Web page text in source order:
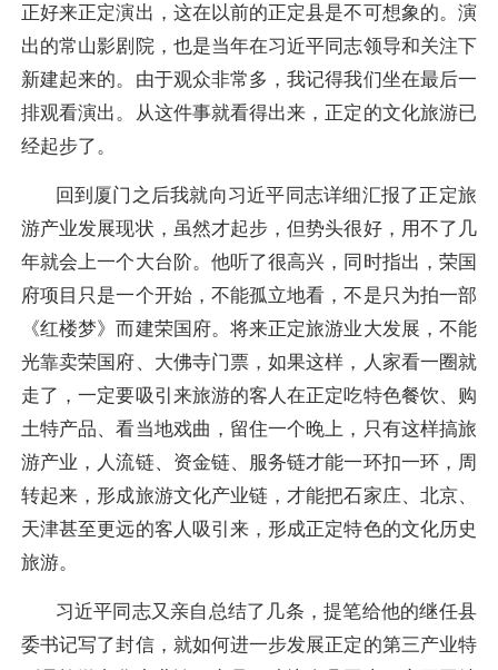
正好来正定演出，这在以前的正定县是不可想象的。演
出的常山影剧院，也是当年在习近平同志领导和关注下
新建起来的。由于观众非常多，我记得我们坐在最后一
排观看演出。从这件事就看得出来，正定的文化旅游已
经起步了。
回到厦门之后我就向习近平同志详细汇报了正定旅
游产业发展现状，虽然才起步，但势头很好，用不了几
年就会上一个大台阶。他听了很高兴，同时指出，荣国
府项目只是一个开始，不能孤立地看，不是只为拍一部
《红楼梦》而建荣国府。将来正定旅游业大发展，不能
光靠卖荣国府、大佛寺门票，如果这样，人家看一圈就
走了，一定要吸引来旅游的客人在正定吃特色餐饮、购
土特产品、看当地戏曲，留住一个晚上，只有这样搞旅
游产业，人流链、资金链、服务链才能一环扣一环，周
转起来，形成旅游文化产业链，才能把石家庄、北京、
天津甚至更远的客人吸引来，形成正定特色的文化历史
旅游。
习近平同志又亲自总结了几条，提笔给他的继任县
委书记写了封信，就如何进一步发展正定的第三产业特